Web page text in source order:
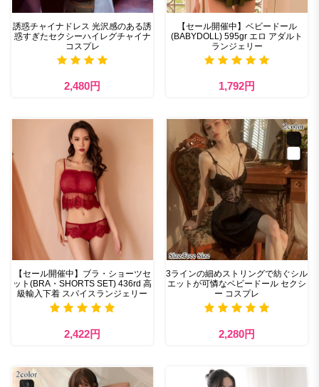
誘惑チャイナドレス 光沢感のある誘
惑すぎたセクシーハイレグチャイナ
コスプレ
2,480円
【セール開催中】ベビードール
(BABYDOLL) 595gr エロ アダルト
ランジェリー
1,792円
【セール開催中】ブラ・ショーツセ
ット(BRA・SHORTS SET) 436rd 高
級輸入下着 スパイスランジェリー
2,422円
3ラインの細めストリングで紡ぐシル
エットが可憐なベビードール セクシ
ー コスプレ
2,280円